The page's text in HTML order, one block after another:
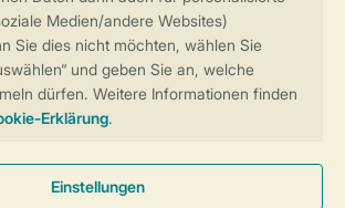
Deiner Privatsphäre